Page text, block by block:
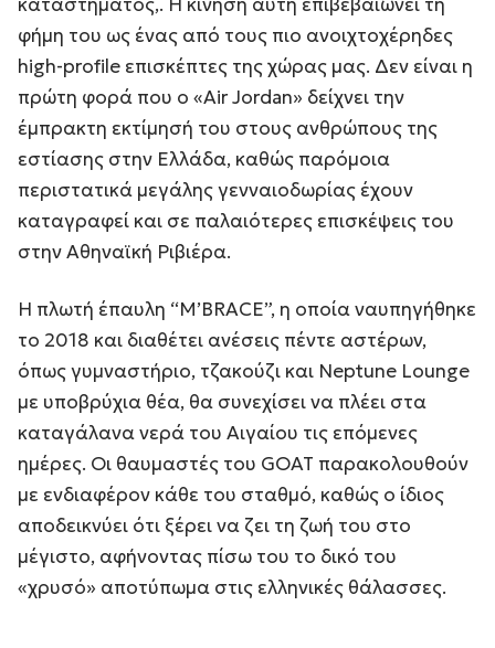
φήμη του ως ένας από τους πιο ανοιχτοχέρηδες
high-profile επισκέπτες της χώρας μας. Δεν είναι η
πρώτη φορά που ο «Air Jordan» δείχνει την
έμπρακτη εκτίμησή του στους ανθρώπους της
εστίασης στην Ελλάδα, καθώς παρόμοια
περιστατικά μεγάλης γενναιοδωρίας έχουν
καταγραφεί και σε παλαιότερες επισκέψεις του
στην Αθηναϊκή Ριβιέρα.
Η πλωτή έπαυλη “M’BRACE”, η οποία ναυπηγήθηκε
το 2018 και διαθέτει ανέσεις πέντε αστέρων,
όπως γυμναστήριο, τζακούζι και Neptune Lounge
με υποβρύχια θέα, θα συνεχίσει να πλέει στα
καταγάλανα νερά του Αιγαίου τις επόμενες
ημέρες. Οι θαυμαστές του GOAT παρακολουθούν
με ενδιαφέρον κάθε του σταθμό, καθώς ο ίδιος
αποδεικνύει ότι ξέρει να ζει τη ζωή του στο
μέγιστο, αφήνοντας πίσω του το δικό του
«χρυσό» αποτύπωμα στις ελληνικές θάλασσες.